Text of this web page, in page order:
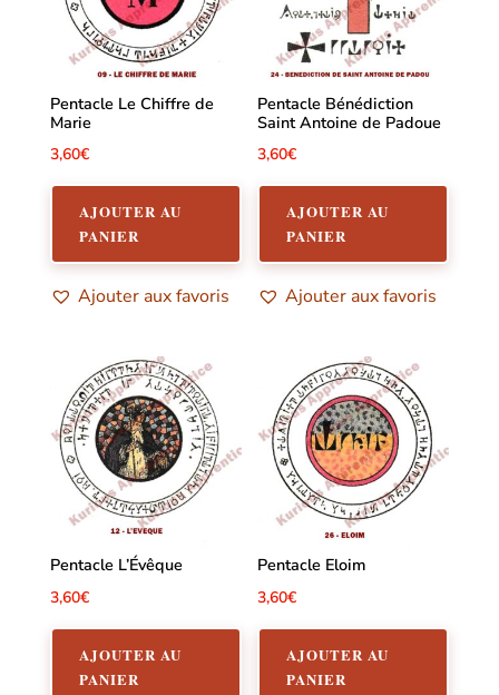
Pentacle Le Chiffre de
Marie
3,60€
AJOUTER AU
PANIER
Ajouter aux favoris
Pentacle Bénédiction
Saint Antoine de Padoue
3,60€
AJOUTER AU
PANIER
Ajouter aux favoris
Pentacle L’Évêque
3,60€
AJOUTER AU
PANIER
Pentacle Eloim
3,60€
AJOUTER AU
PANIER